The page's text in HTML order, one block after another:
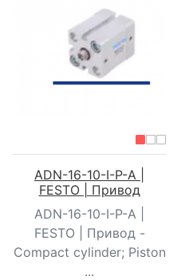
ADN-16-10-I-P-A |
FESTO | Привод
ADN-16-10-I-P-A |
FESTO | Привод -
Compact cylinder; Piston
...